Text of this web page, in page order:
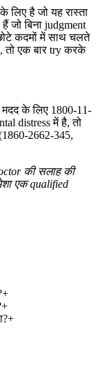
लिए है जो यह रास्ता
जो बिना judgment
कदमों में साथ चलते
तो एक बार try करके
मदद के लिए 1800-11-
distress में है, तो
2662-345,
की सलाह की
एक qualified
+
+
+